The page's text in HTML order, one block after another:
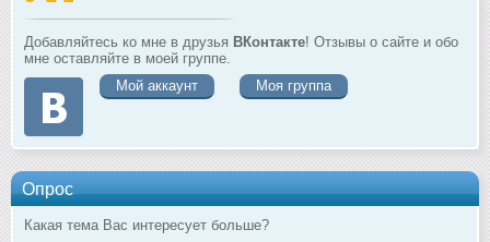
Добавляйтесь ко мне в друзья ВКонтакте! Отзывы о сайте и обо
мне оставляйте в моей группе.
Мой аккаунт
Моя группа
Опрос
Какая тема Вас интересует больше?